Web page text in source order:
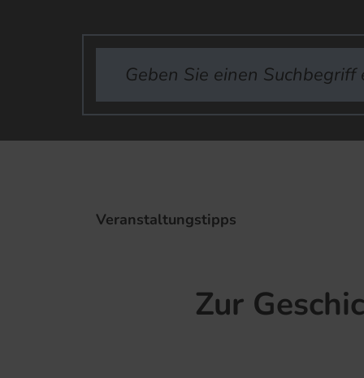
Veranstaltungstipps
Zur